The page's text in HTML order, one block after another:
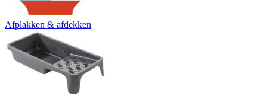
Afplakken & afdekken